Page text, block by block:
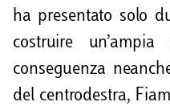
ha presentato solo
costruire
conseguenza
del centrodestra,